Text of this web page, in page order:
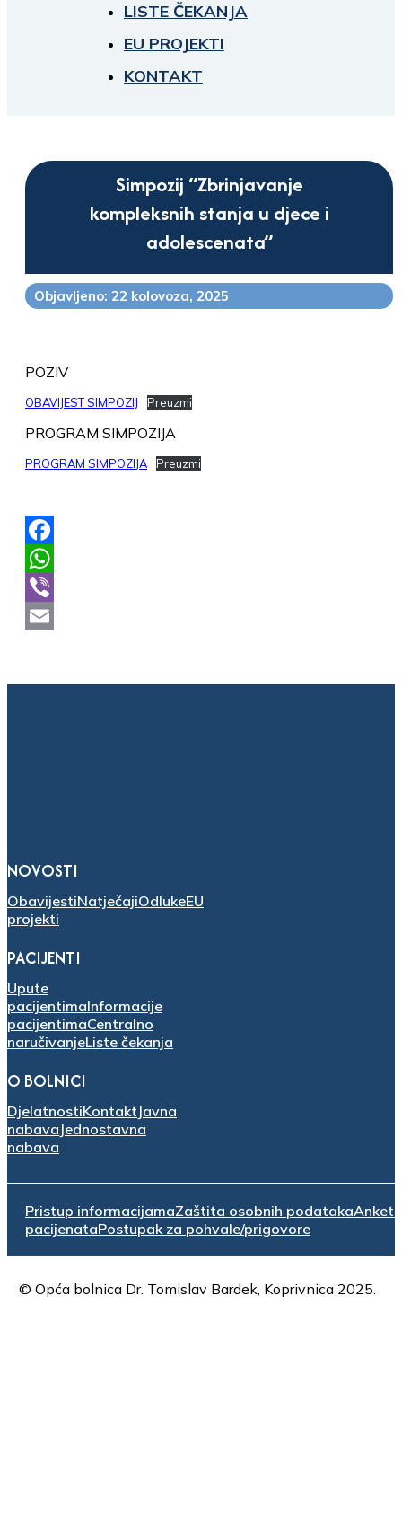
LISTE ČEKANJA
EU PROJEKTI
KONTAKT
Simpozij “Zbrinjavanje
kompleksnih stanja u djece i
adolescenata”
Objavljeno: 22 kolovoza, 2025
POZIV
OBAVIJEST SIMPOZIJ Preuzmi
PROGRAM SIMPOZIJA
PROGRAM SIMPOZIJA Preuzmi
Facebook
WhatsApp
Viber
NOVOSTI
ObavijestiNatječajiOdlukeEU
projekti
PACIJENTI
Upute
pacijentimaInformacije
pacijentimaCentralno
naručivanjeListe čekanja
O BOLNICI
DjelatnostiKontakt Javna
nabava Jednostavna
nabava
Pristup informacijamaZaštita osobnih podatakaAnketa
pacijenataPostupak za pohvale/prigovore
© Opća bolnica Dr. Tomislav Bardek, Koprivnica 2025.